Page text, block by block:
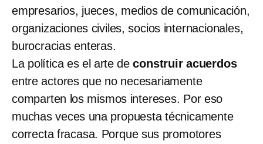
empresarios, jueces, medios de comunicación,
organizaciones civiles, socios internacionales,
burocracias enteras.
La política es el arte deconstruir acuerdos
entre actores que no necesariamente
comparten los mismos intereses. Por eso
muchas veces una propuesta técnicamente
correcta fracasa. Porque sus promotores